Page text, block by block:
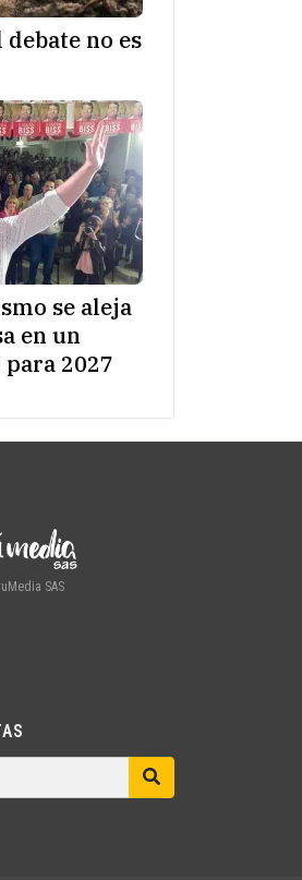
no es
se aleja
en un
2027
SAS